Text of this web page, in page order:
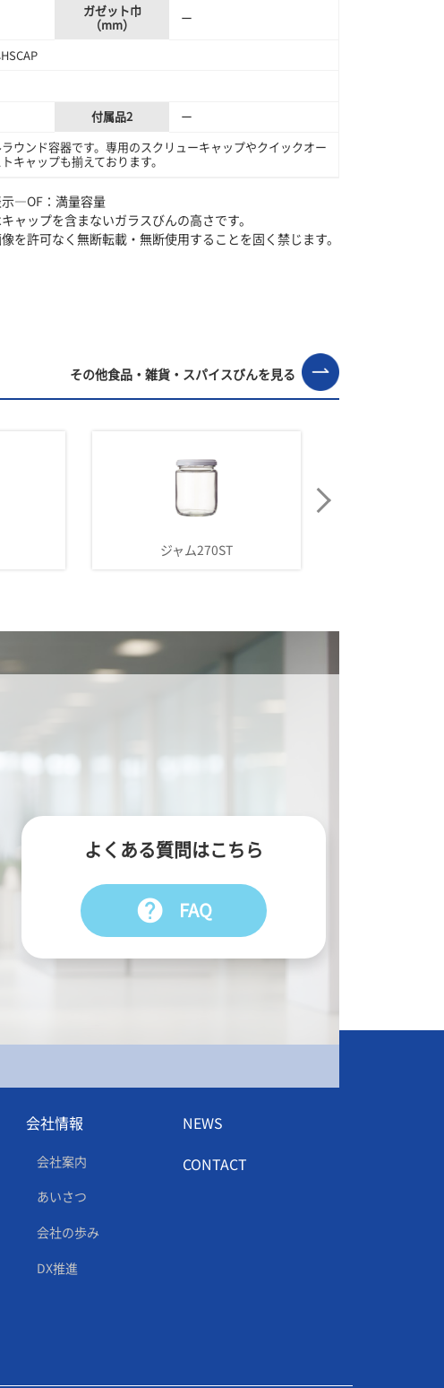
ガゼット巾
（mm）
ー
付属品2 ー
ウンド容器です。専用のスクリューキャップやクイックオー
キャップも揃えております。
―OF：満量容量
ャップを含まないガラスびんの高さです。
を許可なく無断転載・無断使用することを固く禁じます。
その他食品・雑貨・スパイスびんを見る
ジャム270ST
よくある質問はこちら
help FAQ
会社情報
会社案内
あいさつ
会社の歩み
DX推進
NEWS
CONTACT